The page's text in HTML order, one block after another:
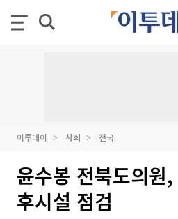
이투데이 사회 전국
윤수봉 전북도의원
후시설 점검